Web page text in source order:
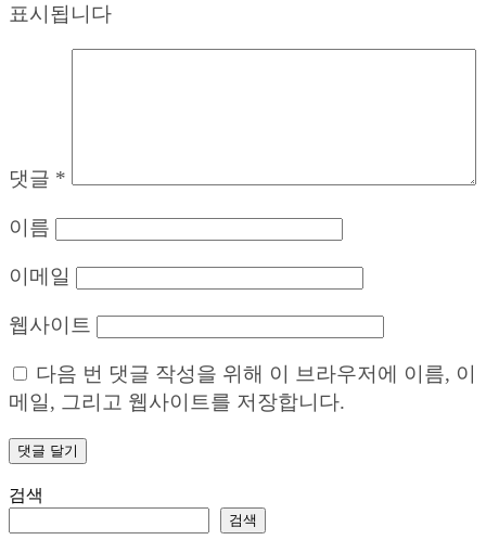
표시됩니다
댓글 *
이름
이메일
웹사이트
다음 번 댓글 작성을 위해 이 브라우저에 이름, 이
메일, 그리고 웹사이트를 저장합니다.
검색
검색